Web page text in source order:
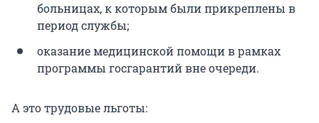
больницах, к которым были прикреплены в
период службы;
оказание медицинской помощи в рамках
программы госгарантий вне очереди.
А это трудовые льготы: